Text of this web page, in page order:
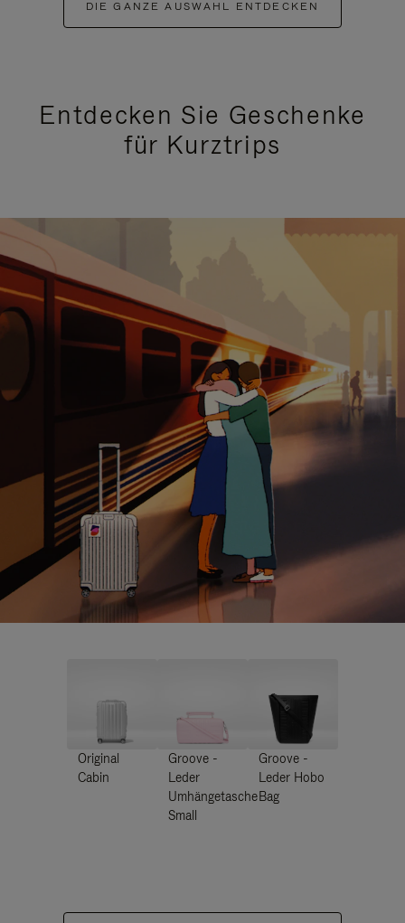
DIE GANZE AUSWAHL ENTDECKEN
Entdecken Sie Geschenke
für Kurztrips
Original
Cabin
Groove -
Leder
Umhängetasche
Small
Groove -
Leder Hobo
Bag